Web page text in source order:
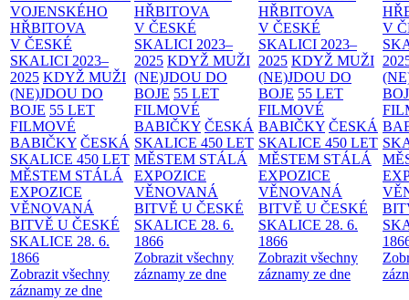
VOJENSKÉHO
HŘBITOVA
V ČESKÉ
SKALICI 2023–
2025 KDYŽ MUŽI
(NE)JDOU DO
BOJE 55 LET
FILMOVÉ
BABIČKY ČESKÁ
SKALICE 450 LET
MĚSTEM STÁLÁ
EXPOZICE
VĚNOVANÁ
BITVĚ U ČESKÉ
SKALICE 28. 6.
1866
Zobrazit všechny
záznamy ze dne
HŘBITOVA
V ČESKÉ
SKALICI 2023–
2025 KDYŽ MUŽI
(NE)JDOU DO
BOJE 55 LET
FILMOVÉ
BABIČKY ČESKÁ
SKALICE 450 LET
MĚSTEM STÁLÁ
EXPOZICE
VĚNOVANÁ
BITVĚ U ČESKÉ
SKALICE 28. 6.
1866
Zobrazit všechny
záznamy ze dne
HŘBITOVA
V ČESKÉ
SKALICI 2023–
2025 KDYŽ MUŽI
(NE)JDOU DO
BOJE 55 LET
FILMOVÉ
BABIČKY ČESKÁ
SKALICE 450 LET
MĚSTEM STÁLÁ
EXPOZICE
VĚNOVANÁ
BITVĚ U ČESKÉ
SKALICE 28. 6.
1866
Zobrazit všechny
záznamy ze dne
V